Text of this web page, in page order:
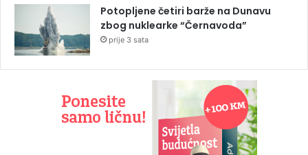
Potopljene četiri barže na Dunavu
zbog nuklearke “Černavoda”
prije 3 sata